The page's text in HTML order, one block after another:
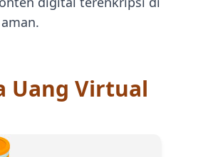
Uang Virtual